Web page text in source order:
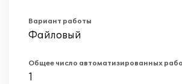
Вариант работы
Файловый
Общее число автоматизированных
1